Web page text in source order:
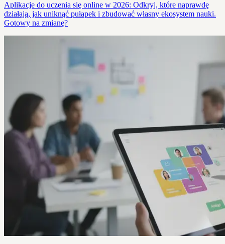
Aplikacje do uczenia się online w 2026: Odkryj, które naprawdę
działają, jak uniknąć pułapek i zbudować własny ekosystem nauki.
Gotowy na zmianę?